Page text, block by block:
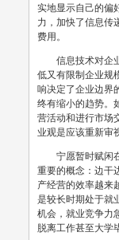
实地显示自己的偏
力，加快了信息传
费用。
信息技术对企业
低又有限制企业规
响决定了企业边界
终有缩小的趋势。
营活动和进行市场
业观是应该重新审
宁愿暂时赋闲在
重要的概念：边干
产经营的效率越来
是较长时期处于就
机会，就业竞争力
脱离工作甚至大学